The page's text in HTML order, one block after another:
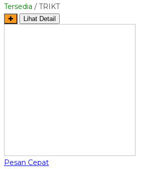
Tersedia / TRIKT
✚ Lihat Detail
Pesan Cepat